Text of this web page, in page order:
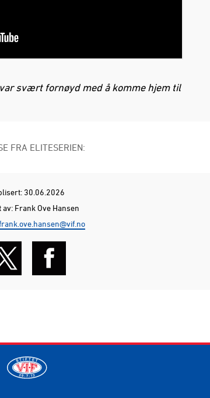
svært fornøyd med å komme hjem til
FRA ELITESERIEN:
30.06.2026
av: Frank Ove Hansen